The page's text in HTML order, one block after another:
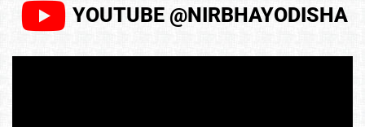
YOUTUBE @NIRBHAYODISHA